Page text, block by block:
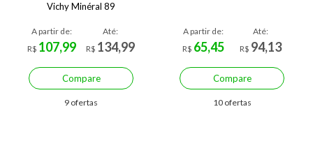
Vichy Minéral 89
A partir de:
R$ 107,99
Até:
R$ 134,99
Compare
9 ofertas
A partir de:
R$ 65,45
Até:
R$ 94,13
Compare
10 ofertas